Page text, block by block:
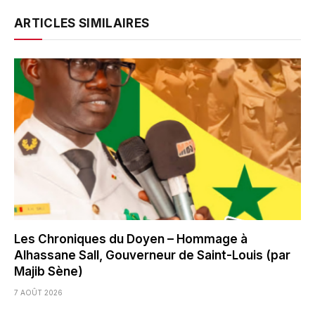
ARTICLES SIMILAIRES
Les Chroniques du Doyen – Hommage à
Alhassane Sall, Gouverneur de Saint-Louis (par
Majib Sène)
7 AOÛT 2026